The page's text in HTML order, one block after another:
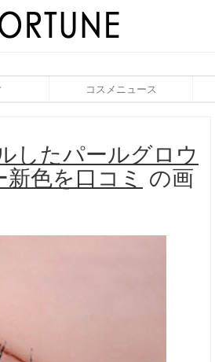
コスメニュース
したパールグロウ
色を口コミ の画